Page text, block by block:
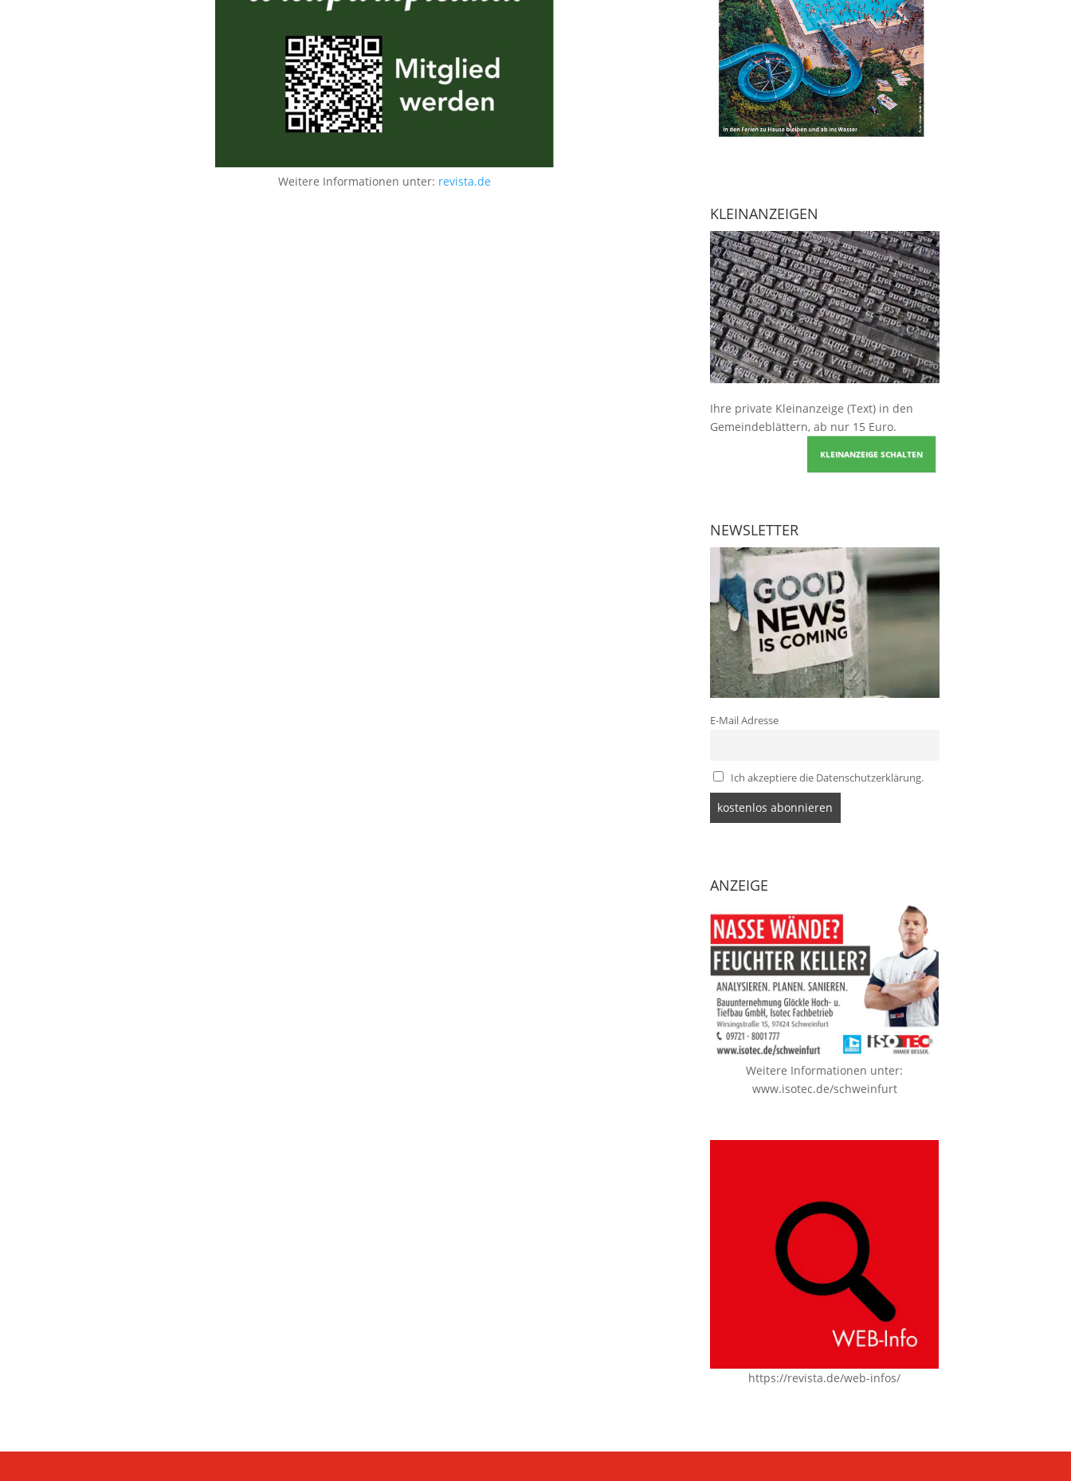
Weitere Informationen unter: revista.de
KLEINANZEIGEN
Ihre private Kleinanzeige (Text) in den
Gemeindeblättern, ab nur 15 Euro.
KLEINANZEIGE SCHALTEN
NEWSLETTER
E-Mail Adresse
Ich akzeptiere die Datenschutzerklärung.
ANZEIGE
Weitere Informationen unter:
www.isotec.de/schweinfurt
https://revista.de/web-infos/